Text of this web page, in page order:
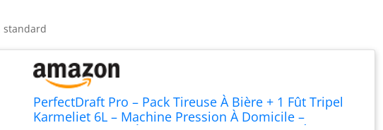
PerfectDraft Pro – Pack Tireuse À Bière + 1 Fût Tripel
Karmeliet 6L – Machine Pression À Domicile –